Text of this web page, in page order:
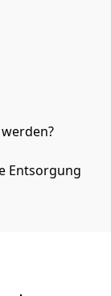
Entsorgung